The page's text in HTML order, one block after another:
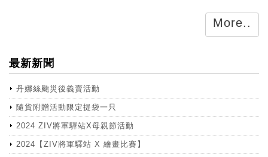
More..
最新新聞
丹娜絲颱災後義賣活動
隨貨附贈活動限定提袋一只
2024 ZIV將軍驛站X母親節活動
2024【ZIV將軍驛站 X 繪畫比賽】